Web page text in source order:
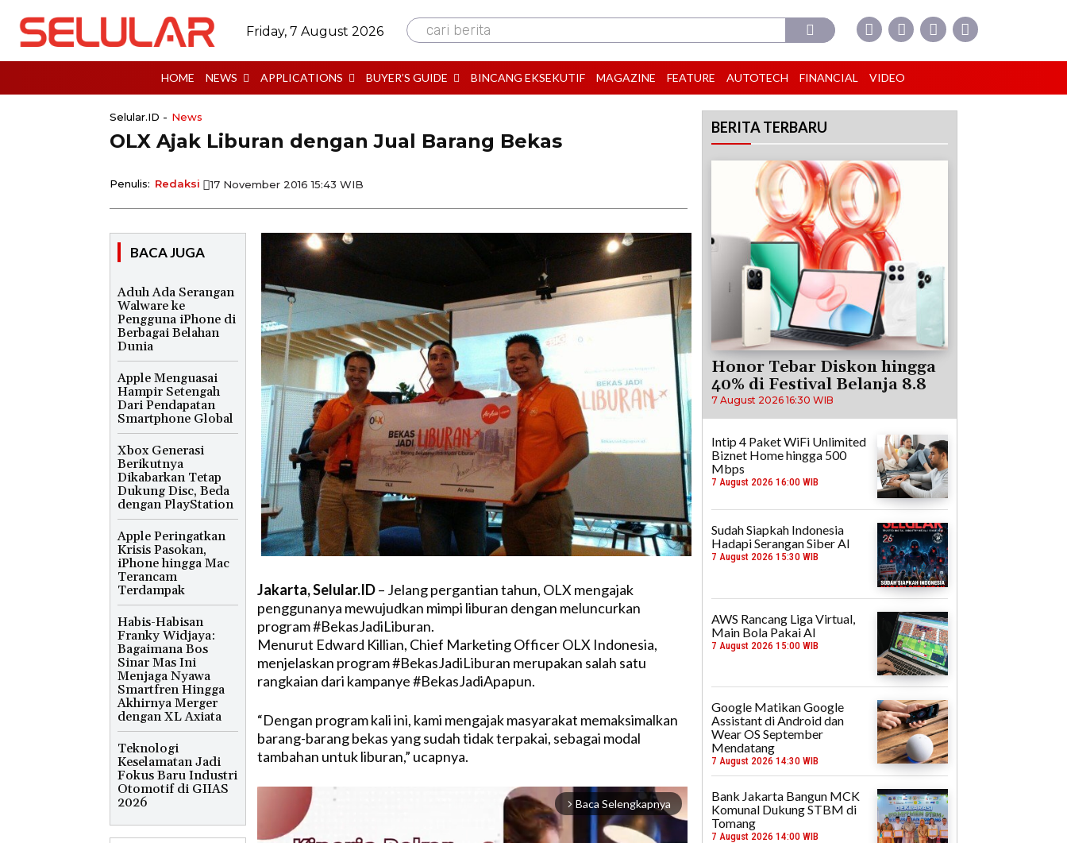
Friday, 7 August 2026 cari berita
HOME NEWS APPLICATIONS BUYER’S GUIDE BINCANG EKSEKUTIF MAGAZINE FEATURE AUTOTECH FINANCIAL VIDEO
Selular.ID - News
​OLX Ajak Liburan dengan Jual Barang Bekas
Penulis: Redaksi 17 November 2016 15:43 WIB
BACA JUGA
Aduh Ada Serangan
Walware ke
Pengguna iPhone di
Berbagai Belahan
Dunia
Apple Menguasai
Hampir Setengah
Dari Pendapatan
Smartphone Global
Xbox Generasi
Berikutnya
Dikabarkan Tetap
Dukung Disc, Beda
dengan PlayStation
Apple Peringatkan
Krisis Pasokan,
iPhone hingga Mac
Terancam
Terdampak
Habis-Habisan
Franky Widjaya:
Bagaimana Bos
Sinar Mas Ini
Menjaga Nyawa
Smartfren Hingga
Akhirnya Merger
dengan XL Axiata
Teknologi
Keselamatan Jadi
Fokus Baru Industri
Otomotif di GIIAS
2026
Jakarta, Selular.ID– Jelang pergantian tahun, OLX mengajak
penggunanya mewujudkan mimpi liburan dengan meluncurkan
program #BekasJadiLiburan.
Menurut Edward Killian, Chief Marketing Officer OLX Indonesia,
menjelaskan program #BekasJadiLiburan merupakan salah satu
rangkaian dari kampanye #BekasJadiApapun.
“Dengan program kali ini, kami mengajak masyarakat memaksimalkan
barang-barang bekas yang sudah tidak terpakai, sebagai modal
tambahan untuk liburan,” ucapnya.
arrow_forward_ios Baca Selengkapnya
BERITA TERBARU
Honor Tebar Diskon hingga
40% di Festival Belanja 8.8
7 August 2026 16:30 WIB
Intip 4 Paket WiFi Unlimited
Biznet Home hingga 500
Mbps
7 August 2026 16:00 WIB
Sudah Siapkah Indonesia
Hadapi Serangan Siber AI
7 August 2026 15:30 WIB
AWS Rancang Liga Virtual,
Main Bola Pakai AI
7 August 2026 15:00 WIB
Google Matikan Google
Assistant di Android dan
Wear OS September
Mendatang
7 August 2026 14:30 WIB
Bank Jakarta Bangun MCK
Komunal Dukung STBM di
Tomang
7 August 2026 14:00 WIB